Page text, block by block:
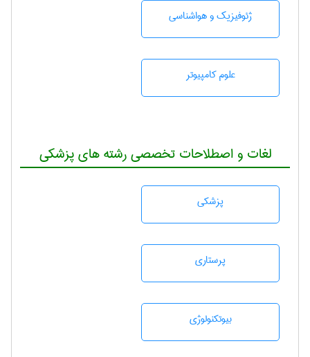
ژئوفيزيك و هواشناسی
علوم کامپیوتر
لغات و اصطلاحات تخصصی رشته های پزشکی
پزشكی
پرستاری
بيوتكنولوژی